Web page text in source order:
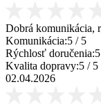
Dobrá komunikácia,
Komunikácia:5 / 5
Rýchlosť doručenia:5
Kvalita dopravy:5 / 5
02.04.2026